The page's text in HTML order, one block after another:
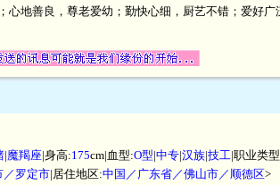
心地善良，尊老爱幼；勤快心细，厨艺不错；爱好
|魔羯座|身高:175cm|血型:O型|中专|汉族|技工|职业类
／罗定市|居住地区:中国／广东省／佛山市／顺德区>